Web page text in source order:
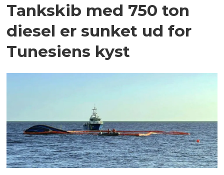
Tankskib med 750 ton
diesel er sunket ud for
Tunesiens kyst